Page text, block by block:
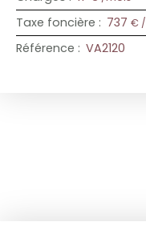
Taxe foncière : 737 €
Référence : VA2120